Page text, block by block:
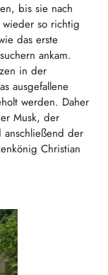
bis sie nach
wieder so richtig
das erste
ankam.
in der
ausgefallene
werden. Daher
Musk, der
anschließend der
Christian